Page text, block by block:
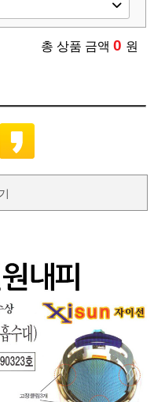
총 상품 금액 0 원